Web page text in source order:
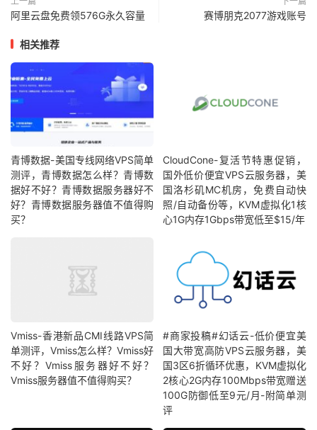
阿里云盘免费领576G永久容量 赛博朋克2077游戏账号
相关推荐
青博数据-美国专线网络VPS简单
测评，青博数据怎么样？青博数
据好不好？青博数据服务器好不
好？青博数据服务器值不值得购
买？
CloudCone-复活节特惠促销，
国外低价便宜VPS云服务器，美
国洛杉矶MC机房，免费自动快
照/自动备份等，KVM虚拟化1核
心1G内存1Gbps带宽低至$15/年
Vmiss-香港新品CMI线路VPS简
单测评，Vmiss怎么样？Vmiss好
不好？Vmiss服务器好不好？
Vmiss服务器值不值得购买？
#商家投稿#幻话云-低价便宜美
国大带宽高防VPS云服务器，美
国3区6折循环优惠，KVM虚拟化
2核心2G内存100Mbps带宽赠送
100G防御低至9元/月-附简单测
评